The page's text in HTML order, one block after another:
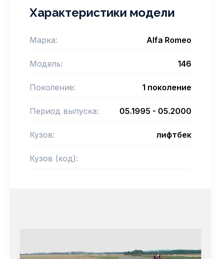
Характеристики модели
Марка: Alfa Romeo
Модель: 146
Поколение: 1 поколение
Период выпуска: 05.1995 - 05.2000
Кузов: лифтбек
Кузов (код):